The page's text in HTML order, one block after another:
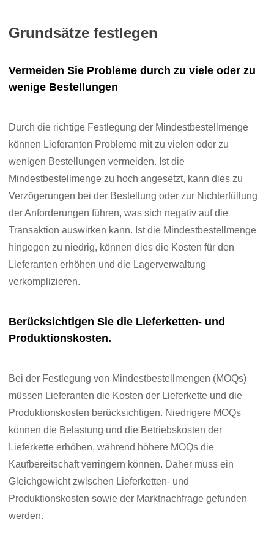
Grundsätze festlegen
Vermeiden Sie Probleme durch zu viele oder zu
wenige Bestellungen
Durch die richtige Festlegung der Mindestbestellmenge
können Lieferanten Probleme mit zu vielen oder zu
wenigen Bestellungen vermeiden. Ist die
Mindestbestellmenge zu hoch angesetzt, kann dies zu
Verzögerungen bei der Bestellung oder zur Nichterfüllung
der Anforderungen führen, was sich negativ auf die
Transaktion auswirken kann. Ist die Mindestbestellmenge
hingegen zu niedrig, können dies die Kosten für den
Lieferanten erhöhen und die Lagerverwaltung
verkomplizieren.
Berücksichtigen Sie die Lieferketten- und
Produktionskosten.
Bei der Festlegung von Mindestbestellmengen (MOQs)
müssen Lieferanten die Kosten der Lieferkette und die
Produktionskosten berücksichtigen. Niedrigere MOQs
können die Belastung und die Betriebskosten der
Lieferkette erhöhen, während höhere MOQs die
Kaufbereitschaft verringern können. Daher muss ein
Gleichgewicht zwischen Lieferketten- und
Produktionskosten sowie der Marktnachfrage gefunden
werden.